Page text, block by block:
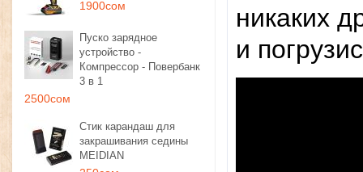
1900сом
Пуско зарядное
устройство -
Компрессор - Повербанк
3 в 1
2500сом
Стик карандаш для
закрашивания седины
MEIDIAN
никaкиx
и